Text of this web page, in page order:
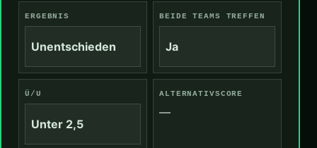
ERGEBNIS
Unentschieden
BEIDE TEAMS TREFFEN
Ja
Ü/U
Unter 2,5
ALTERNATIVSCORE
—